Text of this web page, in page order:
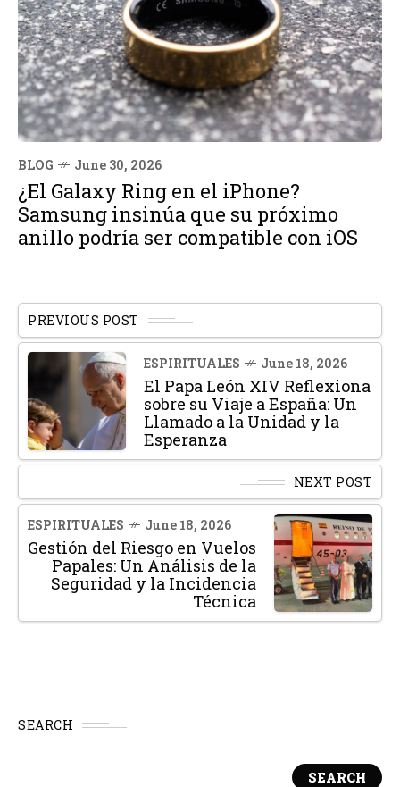
BLOG June 30, 2026
¿El Galaxy Ring en el iPhone?
Samsung insinúa que su próximo
anillo podría ser compatible con iOS
PREVIOUS POST
ESPIRITUALES June 18, 2026
El Papa León XIV Reflexiona
sobre su Viaje a España: Un
Llamado a la Unidad y la
Esperanza
NEXT POST
ESPIRITUALES June 18, 2026
Gestión del Riesgo en Vuelos
Papales: Un Análisis de la
Seguridad y la Incidencia
Técnica
SEARCH
SEARCH